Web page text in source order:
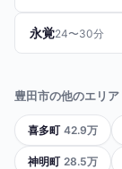
永覚24〜30分
豊田市の他のエリア
喜多町 42.9万
神明町 28.5万